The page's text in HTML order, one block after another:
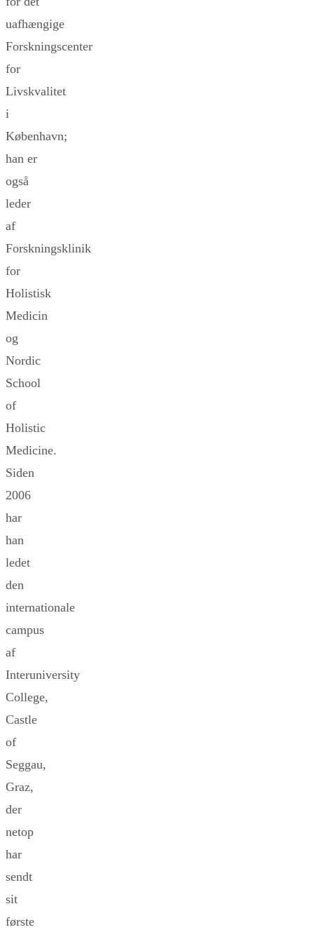
uafhængige
Forskningscenter
for
Livskvalitet
i
København;
han er
også
leder
af
Forskningsklinik
for
Holistisk
Medicin
og
Nordic
School
of
Holistic
Medicine.
Siden
2006
har
han
ledet
den
internationale
campus
af
Interuniversity
College,
Castle
of
Seggau,
Graz,
der
netop
har
sendt
sit
første